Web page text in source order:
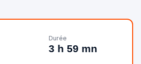
Durée
3 h 59 mn